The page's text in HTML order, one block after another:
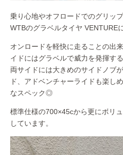
乗り心地やオフロードでのグリッ
WTBのグラベルタイヤ VENTURE
オンロードを軽快に走ることの出
イドにはグラベルで威力を発揮す
両サイドには大きめのサイドノブ
ド、アドベンチャーライドも楽し
なスペック◎
標準仕様の700×45cから更にボリ
しています。